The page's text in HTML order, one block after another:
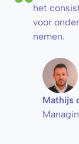
het
voor
nemen.
Mathijs